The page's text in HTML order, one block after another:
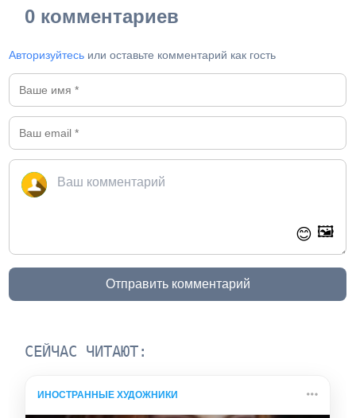
0 комментариев
Авторизуйтесь или оставьте комментарий как гость
😊 🖼️
Отправить комментарий
СЕЙЧАС ЧИТАЮТ:
ИНОСТРАННЫЕ ХУДОЖНИКИ